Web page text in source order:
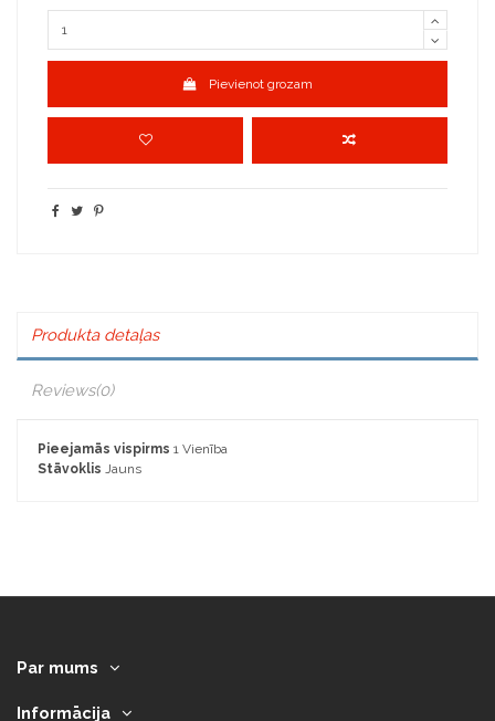
Pievienot grozam
Produkta detaļas
Reviews(0)
Pieejamās vispirms 1 Vienība
Stāvoklis Jauns
Par mums
Informācija